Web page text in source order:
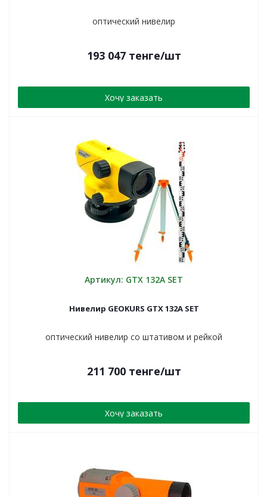
оптический нивелир
193 047тенге/шт
Хочу заказать
Артикул: GTX 132A SET
Нивелир GEOKURS GTX 132A SET
оптический нивелир со штативом и рейкой
211 700тенге/шт
Хочу заказать